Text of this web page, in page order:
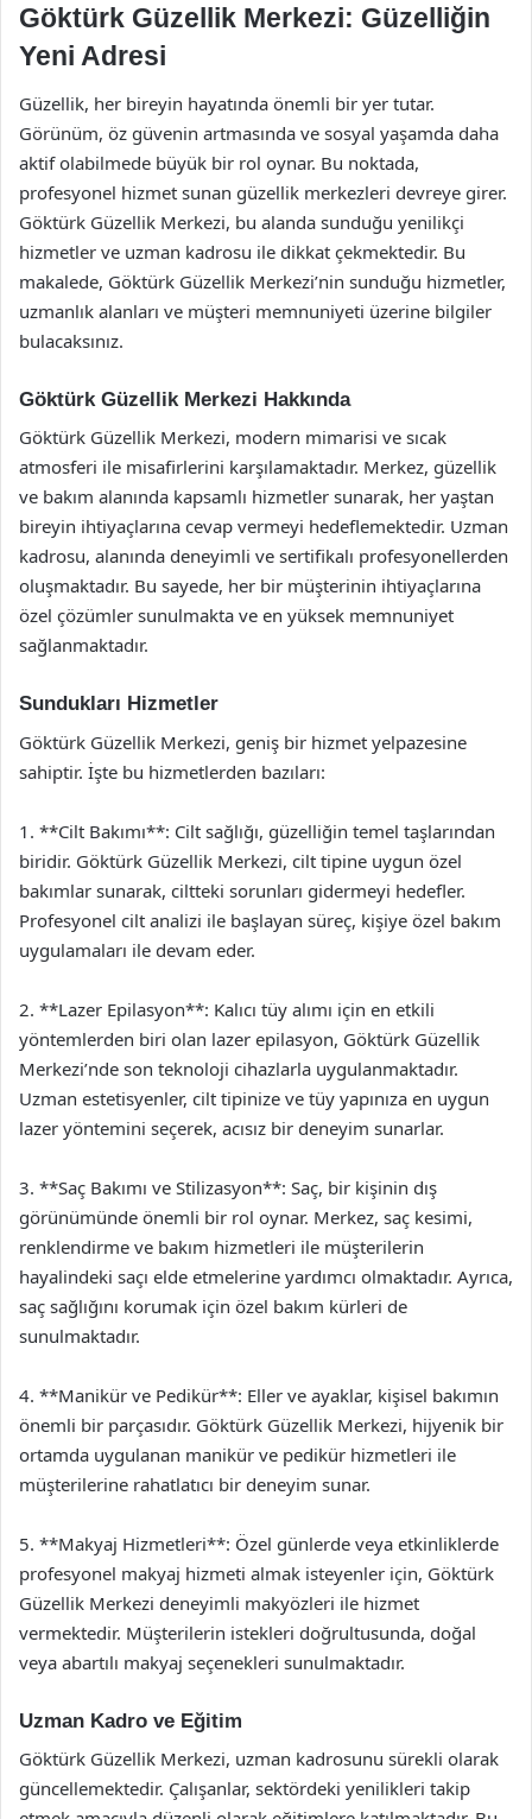
Göktürk Güzellik Merkezi: Güzelliğin
Yeni Adresi
Güzellik, her bireyin hayatında önemli bir yer tutar.
Görünüm, öz güvenin artmasında ve sosyal yaşamda daha
aktif olabilmede büyük bir rol oynar. Bu noktada,
profesyonel hizmet sunan güzellik merkezleri devreye girer.
Göktürk Güzellik Merkezi, bu alanda sunduğu yenilikçi
hizmetler ve uzman kadrosu ile dikkat çekmektedir. Bu
makalede, Göktürk Güzellik Merkezi’nin sunduğu hizmetler,
uzmanlık alanları ve müşteri memnuniyeti üzerine bilgiler
bulacaksınız.
Göktürk Güzellik Merkezi Hakkında
Göktürk Güzellik Merkezi, modern mimarisi ve sıcak
atmosferi ile misafirlerini karşılamaktadır. Merkez, güzellik
ve bakım alanında kapsamlı hizmetler sunarak, her yaştan
bireyin ihtiyaçlarına cevap vermeyi hedeflemektedir. Uzman
kadrosu, alanında deneyimli ve sertifikalı profesyonellerden
oluşmaktadır. Bu sayede, her bir müşterinin ihtiyaçlarına
özel çözümler sunulmakta ve en yüksek memnuniyet
sağlanmaktadır.
Sundukları Hizmetler
Göktürk Güzellik Merkezi, geniş bir hizmet yelpazesine
sahiptir. İşte bu hizmetlerden bazıları:
1. **Cilt Bakımı**: Cilt sağlığı, güzelliğin temel taşlarından
biridir. Göktürk Güzellik Merkezi, cilt tipine uygun özel
bakımlar sunarak, ciltteki sorunları gidermeyi hedefler.
Profesyonel cilt analizi ile başlayan süreç, kişiye özel bakım
uygulamaları ile devam eder.
2. **Lazer Epilasyon**: Kalıcı tüy alımı için en etkili
yöntemlerden biri olan lazer epilasyon, Göktürk Güzellik
Merkezi’nde son teknoloji cihazlarla uygulanmaktadır.
Uzman estetisyenler, cilt tipinize ve tüy yapınıza en uygun
lazer yöntemini seçerek, acısız bir deneyim sunarlar.
3. **Saç Bakımı ve Stilizasyon**: Saç, bir kişinin dış
görünümünde önemli bir rol oynar. Merkez, saç kesimi,
renklendirme ve bakım hizmetleri ile müşterilerin
hayalindeki saçı elde etmelerine yardımcı olmaktadır. Ayrıca,
saç sağlığını korumak için özel bakım kürleri de
sunulmaktadır.
4. **Manikür ve Pedikür**: Eller ve ayaklar, kişisel bakımın
önemli bir parçasıdır. Göktürk Güzellik Merkezi, hijyenik bir
ortamda uygulanan manikür ve pedikür hizmetleri ile
müşterilerine rahatlatıcı bir deneyim sunar.
5. **Makyaj Hizmetleri**: Özel günlerde veya etkinliklerde
profesyonel makyaj hizmeti almak isteyenler için, Göktürk
Güzellik Merkezi deneyimli makyözleri ile hizmet
vermektedir. Müşterilerin istekleri doğrultusunda, doğal
veya abartılı makyaj seçenekleri sunulmaktadır.
Uzman Kadro ve Eğitim
Göktürk Güzellik Merkezi, uzman kadrosunu sürekli olarak
güncellemektedir. Çalışanlar, sektördeki yenilikleri takip